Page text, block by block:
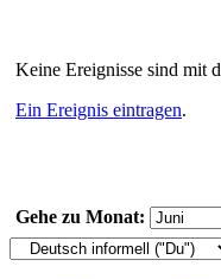
Keine Ereignisse sind mit
Ein Ereignis eintragen.
Gehe zu Monat: